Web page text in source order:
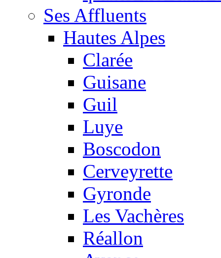
Ses Affluents
Hautes Alpes
Clarée
Guisane
Guil
Luye
Boscodon
Cerveyrette
Gyronde
Les Vachères
Réallon